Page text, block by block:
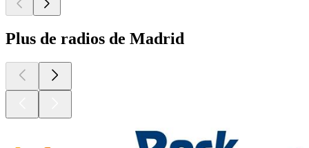
Plus de radios de Madrid